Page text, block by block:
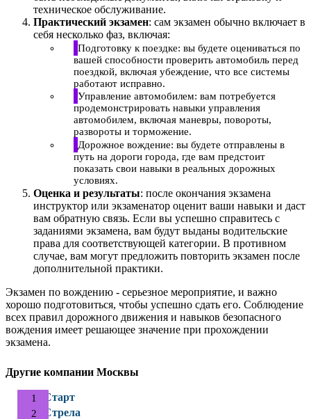
техническое обслуживание.
Практический экзамен: сам экзамен обычно включает в
себя несколько фаз, включая:
Подготовку к поездке: вы будете оцениваться по
вашей способности проверить автомобиль перед
поездкой, включая убеждение, что все системы
работают исправно.
Управление автомобилем: вам потребуется
продемонстрировать навыки управления
автомобилем, включая маневры, повороты,
развороты и торможение.
Дорожное вождение: вы будете отправлены в
путь на дороги города, где вам предстоит
показать свои навыки в реальных дорожных
условиях.
Оценка и результаты: после окончания экзамена
инструктор или экзаменатор оценит ваши навыки и даст
вам обратную связь. Если вы успешно справитесь с
заданиями экзамена, вам будут выданы водительские
права для соответствующей категории. В противном
случае, вам могут предложить повторить экзамен после
дополнительной практики.
Экзамен по вождению - серьезное мероприятие, и важно
хорошо подготовиться, чтобы успешно сдать его. Соблюдение
всех правил дорожного движения и навыков безопасного
вождения имеет решающее значение при прохождении
экзамена.
Другие компании Москвы
Старт
Стрела